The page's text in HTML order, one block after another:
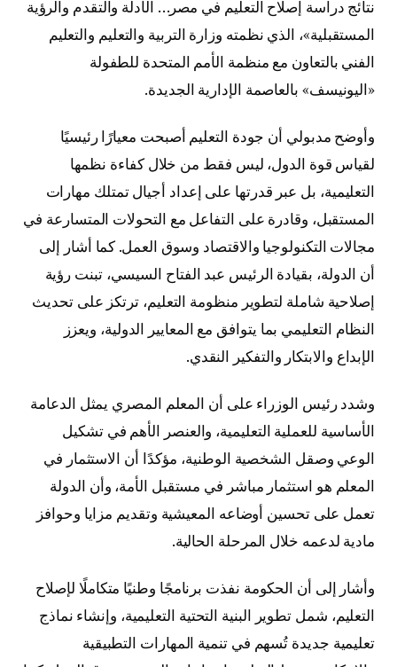
نتائج دراسة إصلاح التعليم في مصر… الأدلة والتقدم والرؤية
المستقبلية»، الذي نظمته وزارة التربية والتعليم والتعليم
الفني بالتعاون مع منظمة الأمم المتحدة للطفولة
«اليونيسف» بالعاصمة الإدارية الجديدة.
وأوضح مدبولي أن جودة التعليم أصبحت معيارًا رئيسيًا
لقياس قوة الدول، ليس فقط من خلال كفاءة نظمها
التعليمية، بل عبر قدرتها على إعداد أجيال تمتلك مهارات
المستقبل، وقادرة على التفاعل مع التحولات المتسارعة في
مجالات التكنولوجيا والاقتصاد وسوق العمل. كما أشار إلى
أن الدولة، بقيادة الرئيس عبد الفتاح السيسي، تبنت رؤية
إصلاحية شاملة لتطوير منظومة التعليم، ترتكز على تحديث
النظام التعليمي بما يتوافق مع المعايير الدولية، ويعزز
الإبداع والابتكار والتفكير النقدي.
وشدد رئيس الوزراء على أن المعلم المصري يمثل الدعامة
الأساسية للعملية التعليمية، والعنصر الأهم في تشكيل
الوعي وصقل الشخصية الوطنية، مؤكدًا أن الاستثمار في
المعلم هو استثمار مباشر في مستقبل الأمة، وأن الدولة
تعمل على تحسين أوضاعه المعيشية وتقديم مزايا وحوافز
مادية لدعمه خلال المرحلة الحالية.
وأشار إلى أن الحكومة نفذت برنامجًا وطنيًا متكاملًا لإصلاح
التعليم، شمل تطوير البنية التحتية التعليمية، وإنشاء نماذج
تعليمية جديدة تُسهم في تنمية المهارات التطبيقية